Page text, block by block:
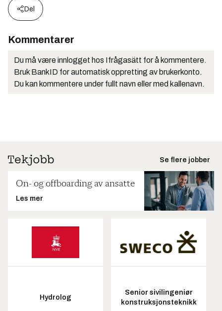
Del
Kommentarer
Du må være innlogget hos Ifrågasätt for å kommentere.
Bruk BankID for automatisk oppretting av brukerkonto.
Du kan kommentere under fullt navn eller med kallenavn.
Se flere jobber
On- og offboarding av ansatte
Les mer
Hydrolog
Senior sivilingeniør
konstruksjonsteknikk